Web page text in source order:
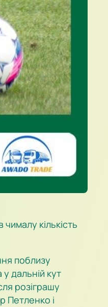
кількість
поблизу
дальній кут
розіграшу
Петленко і